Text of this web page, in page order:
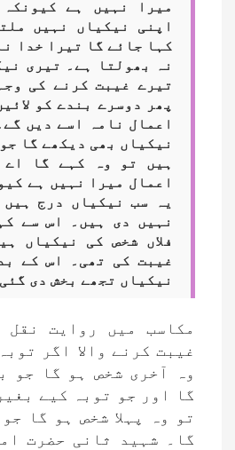
میرا نہیں ہے
اپنی نیکیاں نہیں
کہا جائے گا تیرا خدا
نہ بھولتا ہے۔ تیری
تیرے غیبت کرنے کی
پھر دوسرے بندے کو
اعمال نامہ اسے دیں
نیکیاں بھی دیکھے گا
ہیں تو وہ کہے گا اے
اعمال میرا نہیں ہے
یہ سب نیکیاں درج
نہیں دی ہیں۔ اس سے
فلاں شخص کی نیکیاں
غیبت کی تھی۔ اس کے
نیکیاں تجھے بخش دی
مکاسب میں روایت
غیبت کرنے والا اگر
وہ آخری شخص ہو گا جو
گا اور جو توبہ کیے
تو وہ پہلا شخص ہو گا
گا۔ شہید ثانی حضرت